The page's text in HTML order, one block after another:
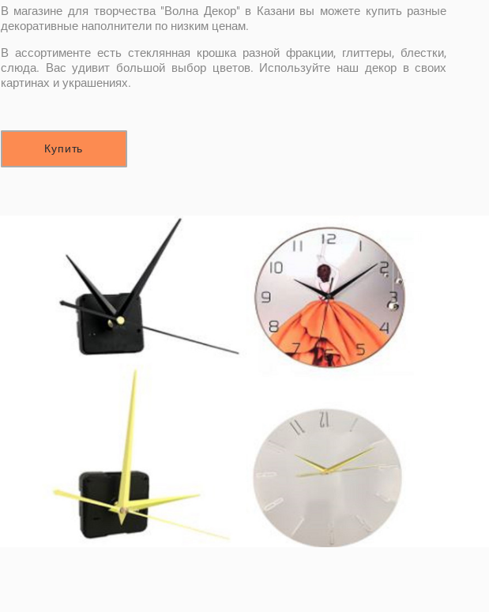
В магазине для творчества "Волна Декор" в Казани вы можете купить разные
декоративные наполнители по низким ценам.
В ассортименте есть стеклянная крошка разной фракции, глиттеры, блестки,
слюда. Вас удивит большой выбор цветов. Используйте наш декор в своих
картинах и украшениях.
Купить